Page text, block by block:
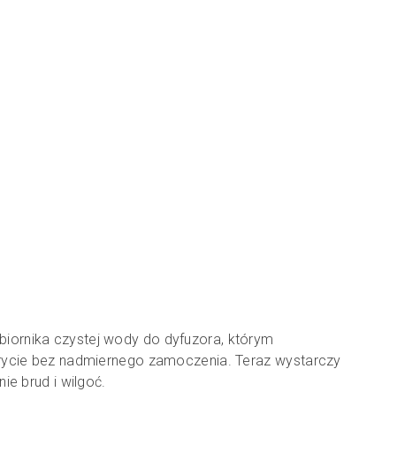
czystej wody do dyfuzora, którym
bez nadmiernego zamoczenia. Teraz wystarczy
brud i wilgoć.